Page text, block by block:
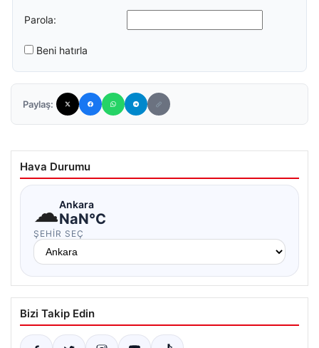
Parola:
Beni hatırla
Paylaş:
Hava Durumu
☁Ankara
NaN°C
ŞEHIR SEÇ
Bizi Takip Edin